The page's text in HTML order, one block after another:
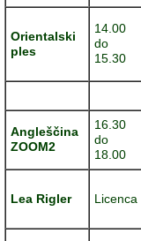
Orientalski
ples
14.00
do
15.30
Angleščina
ZOOM2
16.30
do
18.00
Lea Rigler Licenca